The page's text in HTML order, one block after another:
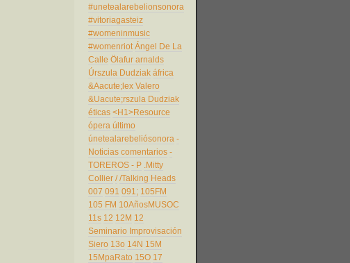
#unetealarebelionsonora
#vitoriagasteiz
#womeninmusic
#womenriot Ángel De La
Calle Ölafur arnalds
Úrszula Dudziak áfrica
&Aacute;lex Valero
&Uacute;rszula Dudziak
éticas <H1>Resource
ópera último
únetealarebeliósonora -
Noticias comentarios -
TOREROS - P .Mitty
Collier / /Talking Heads
007 091 091; 105FM
105 FM 10AñosMUSOC
11s 12 12M 12
Seminario Improvisación
Siero 13o 14N 15M
15MpaRato 15O 17